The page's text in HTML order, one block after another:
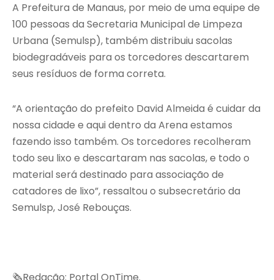
A Prefeitura de Manaus, por meio de uma equipe de
100 pessoas da Secretaria Municipal de Limpeza
Urbana (Semulsp), também distribuiu sacolas
biodegradáveis para os torcedores descartarem
seus resíduos de forma correta.
“A orientação do prefeito David Almeida é cuidar da
nossa cidade e aqui dentro da Arena estamos
fazendo isso também. Os torcedores recolheram
todo seu lixo e descartaram nas sacolas, e todo o
material será destinado para associação de
catadores de lixo”, ressaltou o subsecretário da
Semulsp, José Rebouças.